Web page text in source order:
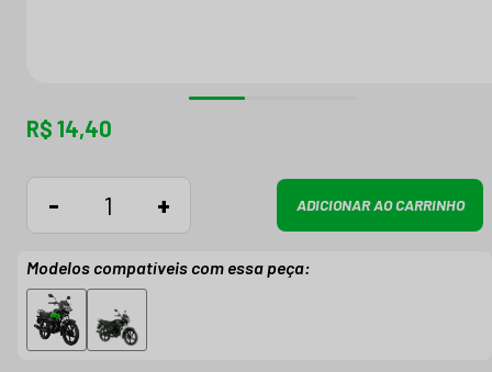
R$ 14,40
- + ADICIONAR AO CARRINHO
Modelos compatíveis com essa peça: